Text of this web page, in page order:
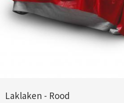
Laklaken - Rood